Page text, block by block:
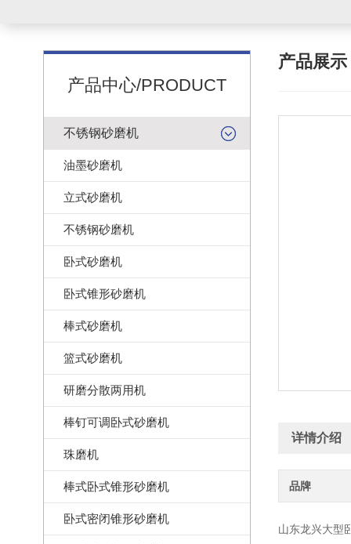
产品中心/PRODUCT
不锈钢砂磨机
油墨砂磨机
立式砂磨机
不锈钢砂磨机
卧式砂磨机
卧式锥形砂磨机
棒式砂磨机
篮式砂磨机
研磨分散两用机
棒钉可调卧式砂磨机
珠磨机
棒式卧式锥形砂磨机
卧式密闭锥形砂磨机
产品展示
详情介绍
品牌
山东龙兴大型